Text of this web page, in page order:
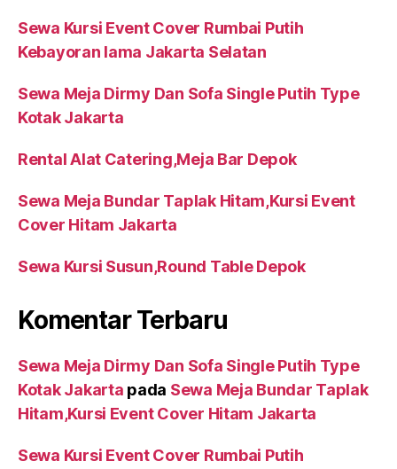
Sewa Kursi Event Cover Rumbai Putih
Kebayoran lama Jakarta Selatan
Sewa Meja Dirmy Dan Sofa Single Putih Type
Kotak Jakarta
Rental Alat Catering,Meja Bar Depok
Sewa Meja Bundar Taplak Hitam,Kursi Event
Cover Hitam Jakarta
Sewa Kursi Susun,Round Table Depok
Komentar Terbaru
Sewa Meja Dirmy Dan Sofa Single Putih Type
Kotak Jakarta pada Sewa Meja Bundar Taplak
Hitam,Kursi Event Cover Hitam Jakarta
Sewa Kursi Event Cover Rumbai Putih